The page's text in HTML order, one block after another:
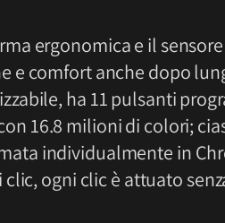
ergonomica e il
e comfort anche dopo
ha 11 pulsanti
16.8 milioni di colori;
individualmente in
ogni clic è attuato